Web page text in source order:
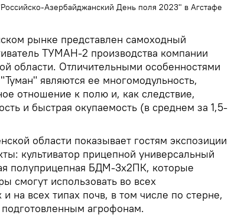
Азербайджанский День поля 2023" в Агстафе
рынке представлен самоходный
ТУМАН-2 производства компании
области. Отличительными особенностями
являются ее многомодульность,
отношение к полю и, как следствие,
и быстрая окупаемость (в среднем за 1,5-
области показывает гостям экспозиции
культиватор прицепной универсальный
полуприцепная БДМ-3х2ПК, которые
смогут использовать во всех
и на всех типах почв, в том числе по стерне,
агрофонам.